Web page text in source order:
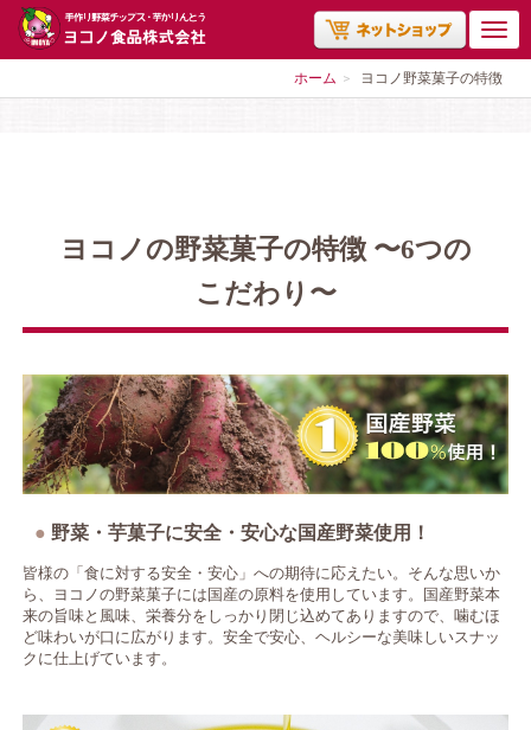
ホーム ヨコノ野菜菓子の特徴
ヨコノの野菜菓子の特徴 〜6つの
こだわり〜
野菜・芋菓子に安全・安心な国産野菜使用！
皆様の「食に対する安全・安心」への期待に応えたい。そんな思いか
ら、ヨコノの野菜菓子には国産の原料を使用しています。国産野菜本
来の旨味と風味、栄養分をしっかり閉じ込めてありますので、噛むほ
ど味わいが口に広がります。安全で安心、ヘルシーな美味しいスナッ
クに仕上げています。